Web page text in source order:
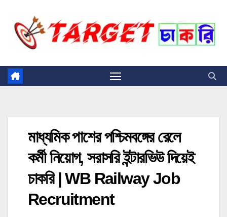
content
মাধ্যমিক পাশের পশ্চিমবঙ্গের রেলে
কর্মী নিয়োগ, সরাসরি ইন্টারভিউ দিয়েই
চাকরি | WB Railway Job
Recruitment